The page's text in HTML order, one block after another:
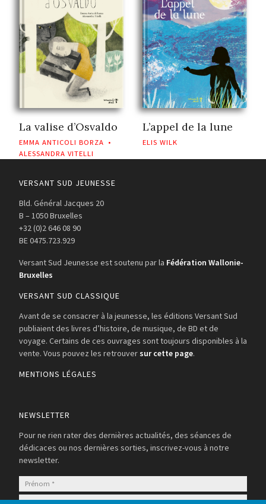
La valise d’Osvaldo
EMMA ANTICOLI BORZA •
ALESSANDRA VITELLI
L’appel de la lune
ELIS WILK
VERSANT SUD JEUNESSE
Bld. Général Jacques 20
B – 1050 Bruxelles
+32 (0)2 646 08 90
BE 0475.723.929
Versant Sud Jeunesse est soutenu par la Fédération Wallonie-
Bruxelles
VERSANT SUD CLASSIQUE
Avant de se consacrer à la jeunesse, les éditions Versant Sud
publiaient des livres d’histoire, de musique, de BD et de
voyage. Certains de ces ouvrages sont toujours disponibles à la
vente. Vous pouvez les retrouver sur cette page.
MENTIONS LÉGALES
NEWSLETTER
Pour ne rien rater des dernières actualités, des séances de
dédicaces ou nos dernières sorties, inscrivez-vous à notre
newsletter.